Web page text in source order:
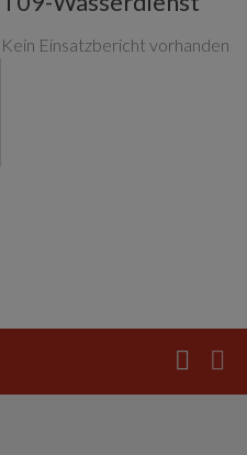
Kein Einsatzbericht vorhanden